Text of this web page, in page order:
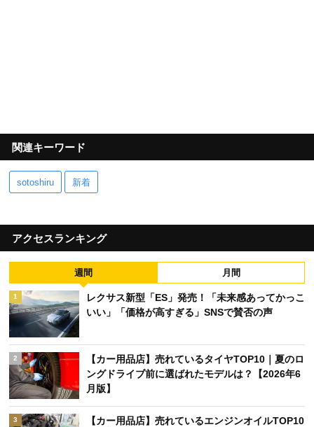
関連キーワード
sotoshiru 新着
アクセスランキング
週間 月間
1
レクサス新型「ES」発売！「未来感あってかっこ
いい」「価格が高すぎる」SNSで賛否の声
2
【カー用品店】売れているタイヤTOP10｜夏のロ
ングドライブ前に選ばれたモデルは？【2026年6
月版】
3
【カー用品店】売れているエンジンオイルTOP10